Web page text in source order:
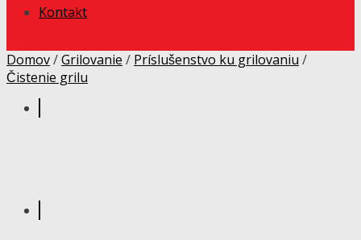
Kontakt
Domov/Grilovanie / Príslušenstvo ku grilovaniu /
Čistenie grilu